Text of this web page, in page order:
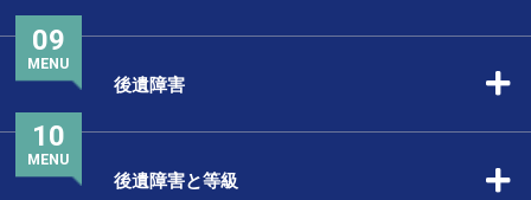
後遺障害
09
MENU
後遺障害と等級
10
MENU